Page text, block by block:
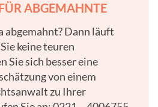
ABGEMAHNTE
abgemahnt? Dann läuft
keine teuren
Sie sich besser eine
von einem
zu Ihrer